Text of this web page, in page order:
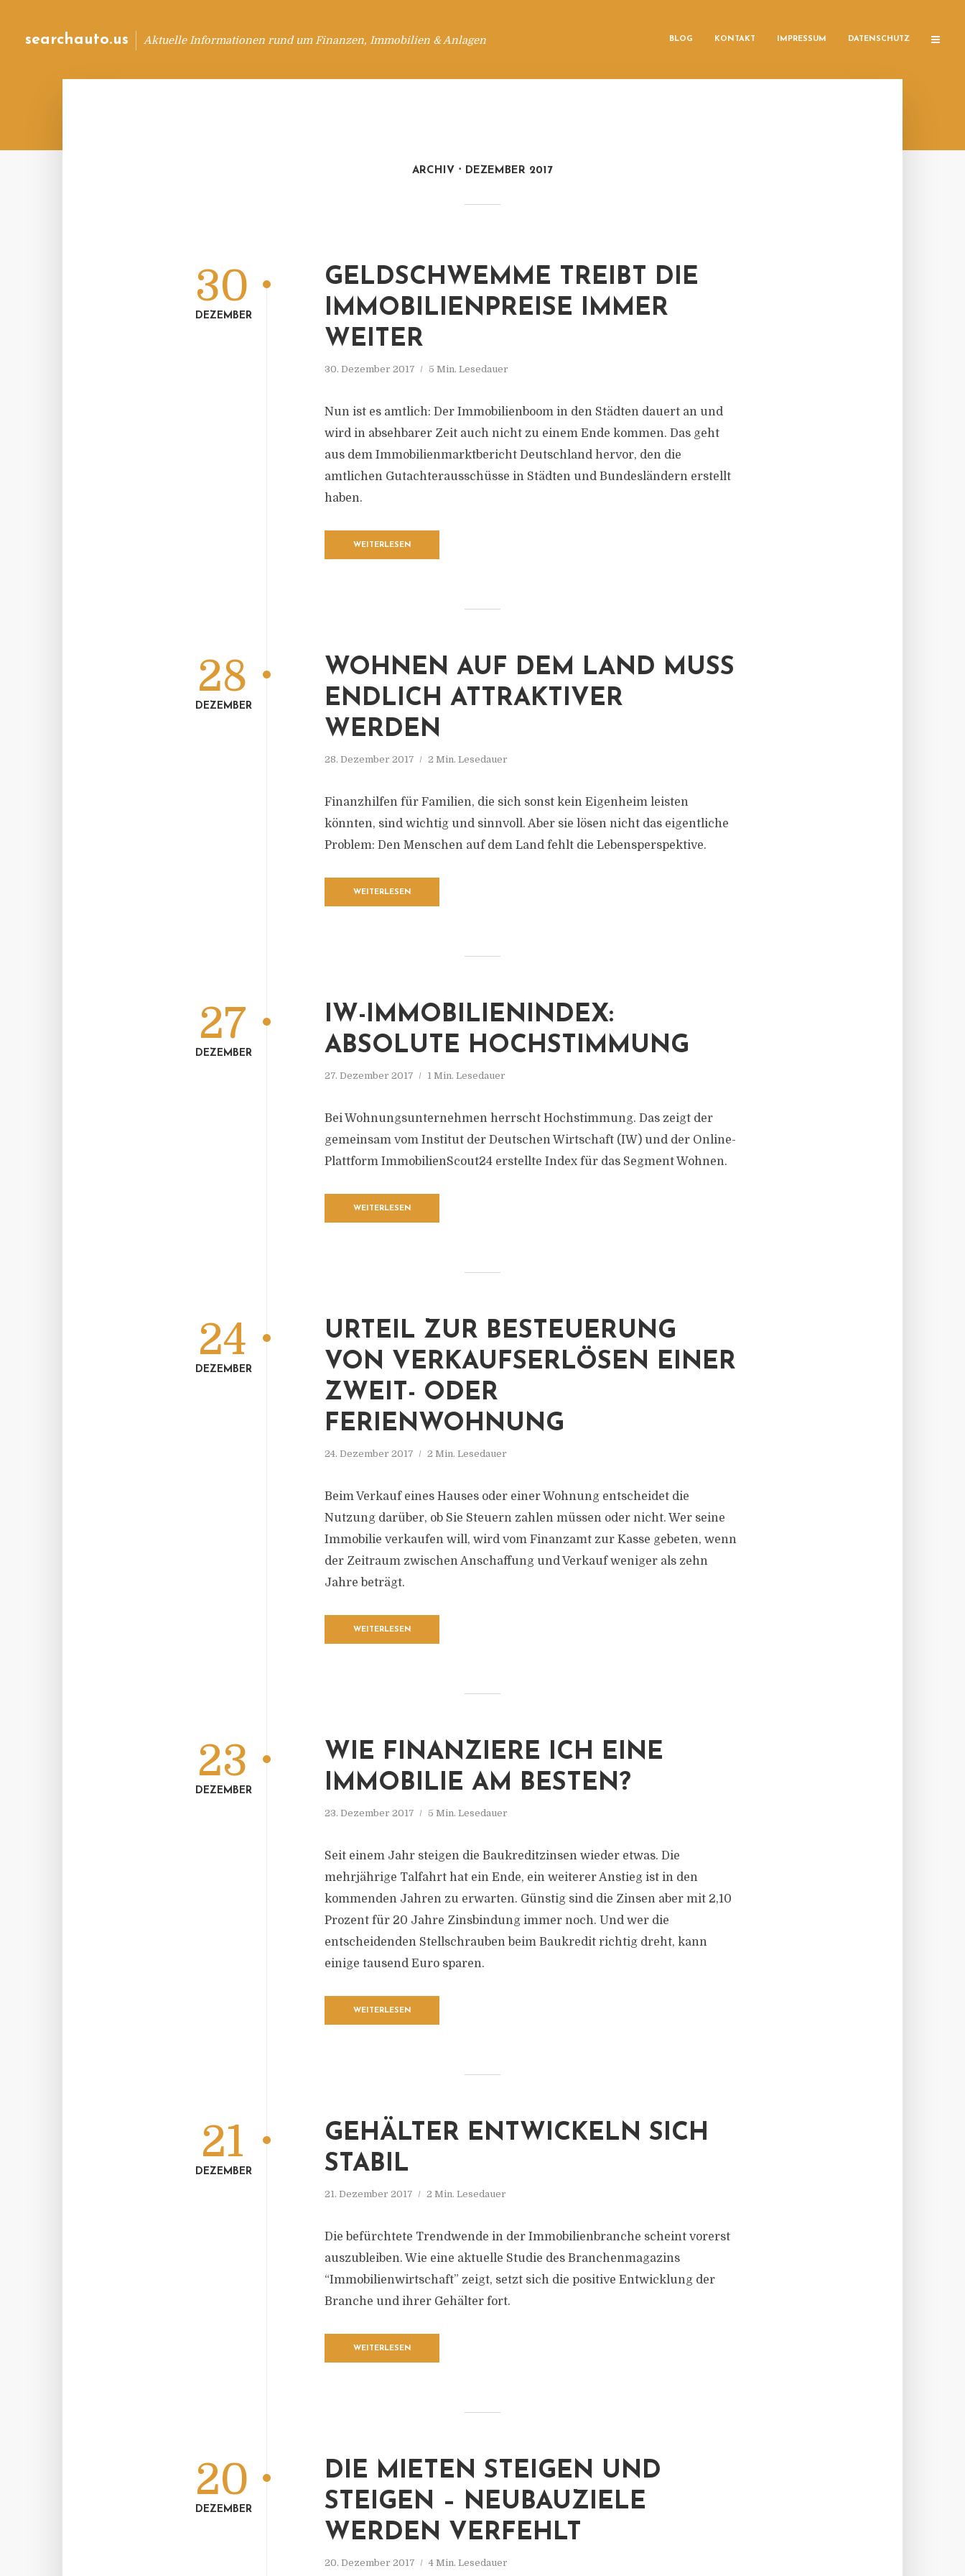
searchauto.us Aktuelle Informationen rund um Finanzen, Immobilien & Anlagen BLOG KONTAKT IMPRESSUM DATENSCHUTZ
ARCHIV DEZEMBER 2017
GELDSCHWEMME TREIBT DIE
IMMOBILIENPREISE IMMER
WEITER
30. Dezember 2017 5 Min. Lesedauer
30
DEZEMBER
Nun ist es amtlich: Der Immobilienboom in den Städten dauert an und
wird in absehbarer Zeit auch nicht zu einem Ende kommen. Das geht
aus dem Immobilienmarktbericht Deutschland hervor, den die
amtlichen Gutachterausschüsse in Städten und Bundesländern erstellt
haben.
WEITERLESEN
WOHNEN AUF DEM LAND MUSS
ENDLICH ATTRAKTIVER
WERDEN
28. Dezember 2017 2 Min. Lesedauer
28
DEZEMBER
Finanzhilfen für Familien, die sich sonst kein Eigenheim leisten
könnten, sind wichtig und sinnvoll. Aber sie lösen nicht das eigentliche
Problem: Den Menschen auf dem Land fehlt die Lebensperspektive.
WEITERLESEN
IW-IMMOBILIENINDEX:
ABSOLUTE HOCHSTIMMUNG
27. Dezember 2017 1 Min. Lesedauer
27
DEZEMBER
Bei Wohnungsunternehmen herrscht Hochstimmung. Das zeigt der
gemeinsam vom Institut der Deutschen Wirtschaft (IW) und der Online-
Plattform ImmobilienScout24 erstellte Index für das Segment Wohnen.
WEITERLESEN
URTEIL ZUR BESTEUERUNG
VON VERKAUFSERLÖSEN EINER
ZWEIT- ODER
FERIENWOHNUNG
24. Dezember 2017 2 Min. Lesedauer
24
DEZEMBER
Beim Verkauf eines Hauses oder einer Wohnung entscheidet die
Nutzung darüber, ob Sie Steuern zahlen müssen oder nicht. Wer seine
Immobilie verkaufen will, wird vom Finanzamt zur Kasse gebeten, wenn
der Zeitraum zwischen Anschaffung und Verkauf weniger als zehn
Jahre beträgt.
WEITERLESEN
WIE FINANZIERE ICH EINE
IMMOBILIE AM BESTEN?
23. Dezember 2017 5 Min. Lesedauer
23
DEZEMBER
Seit einem Jahr steigen die Baukreditzinsen wieder etwas. Die
mehrjährige Talfahrt hat ein Ende, ein weiterer Anstieg ist in den
kommenden Jahren zu erwarten. Günstig sind die Zinsen aber mit 2,10
Prozent für 20 Jahre Zinsbindung immer noch. Und wer die
entscheidenden Stellschrauben beim Baukredit richtig dreht, kann
einige tausend Euro sparen.
WEITERLESEN
GEHÄLTER ENTWICKELN SICH
STABIL
21. Dezember 2017 2 Min. Lesedauer
21
DEZEMBER
Die befürchtete Trendwende in der Immobilienbranche scheint vorerst
auszubleiben. Wie eine aktuelle Studie des Branchenmagazins
“Immobilienwirtschaft” zeigt, setzt sich die positive Entwicklung der
Branche und ihrer Gehälter fort.
WEITERLESEN
DIE MIETEN STEIGEN UND
STEIGEN – NEUBAUZIELE
WERDEN VERFEHLT
20. Dezember 2017 4 Min. Lesedauer
20
DEZEMBER